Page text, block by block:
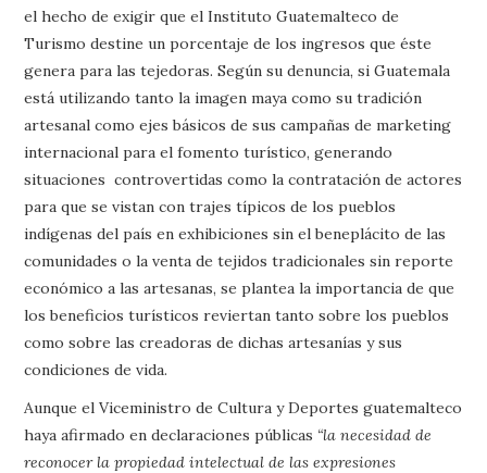
el hecho de exigir que el Instituto Guatemalteco de
Turismo destine un porcentaje de los ingresos que éste
genera para las tejedoras. Según su denuncia, si Guatemala
está utilizando tanto la imagen maya como su tradición
artesanal como ejes básicos de sus campañas de marketing
internacional para el fomento turístico, generando
situaciones controvertidas como la contratación de actores
para que se vistan con trajes típicos de los pueblos
indígenas del país en exhibiciones sin el beneplácito de las
comunidades o la venta de tejidos tradicionales sin reporte
económico a las artesanas, se plantea la importancia de que
los beneficios turísticos reviertan tanto sobre los pueblos
como sobre las creadoras de dichas artesanías y sus
condiciones de vida.
Aunque el Viceministro de Cultura y Deportes guatemalteco
haya afirmado en declaraciones públicas “la necesidad de
reconocer la propiedad intelectual de las expresiones